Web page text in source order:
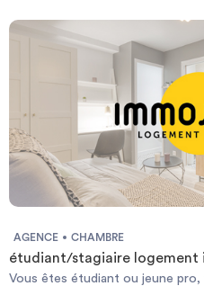
AGENCE CHAMBRE
étudiant/stagiaire logement
Vous êtes étudiant ou jeune